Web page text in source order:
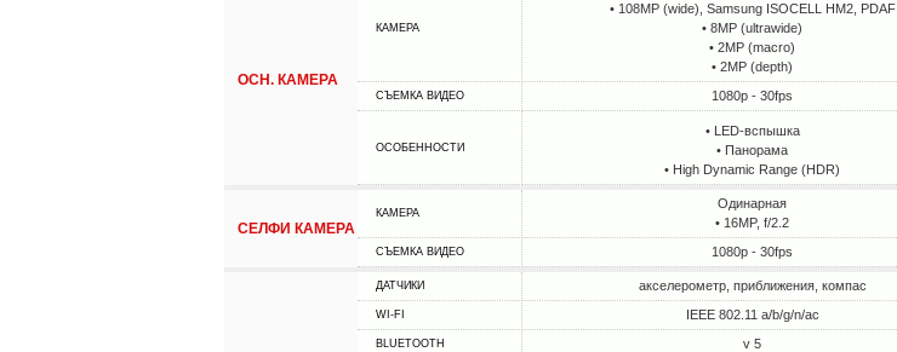
ОСН. КАМЕРА
КАМЕРА
• 108MP (wide), Samsung ISOCELL HM2, PDAF
• 8MP (ultrawide)
• 2MP (macro)
• 2MP (depth)
СЪЕМКА ВИДЕО 1080p - 30fps
ОСОБЕННОСТИ
• LED-вспышка
• Панорама
• High Dynamic Range (HDR)
СЕЛФИ КАМЕРА
КАМЕРА
Одинарная
• 16MP, f/2.2
СЪЕМКА ВИДЕО 1080p - 30fps
ДАТЧИКИ акселерометр, приближения, компас
WI-FI IEEE 802.11 a/b/g/n/ac
BLUETOOTH v 5